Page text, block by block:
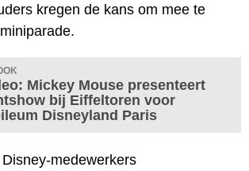
kregen de kans om mee te
Mickey Mouse presenteert
bij Eiffeltoren voor
Disneyland Paris
medewerkers